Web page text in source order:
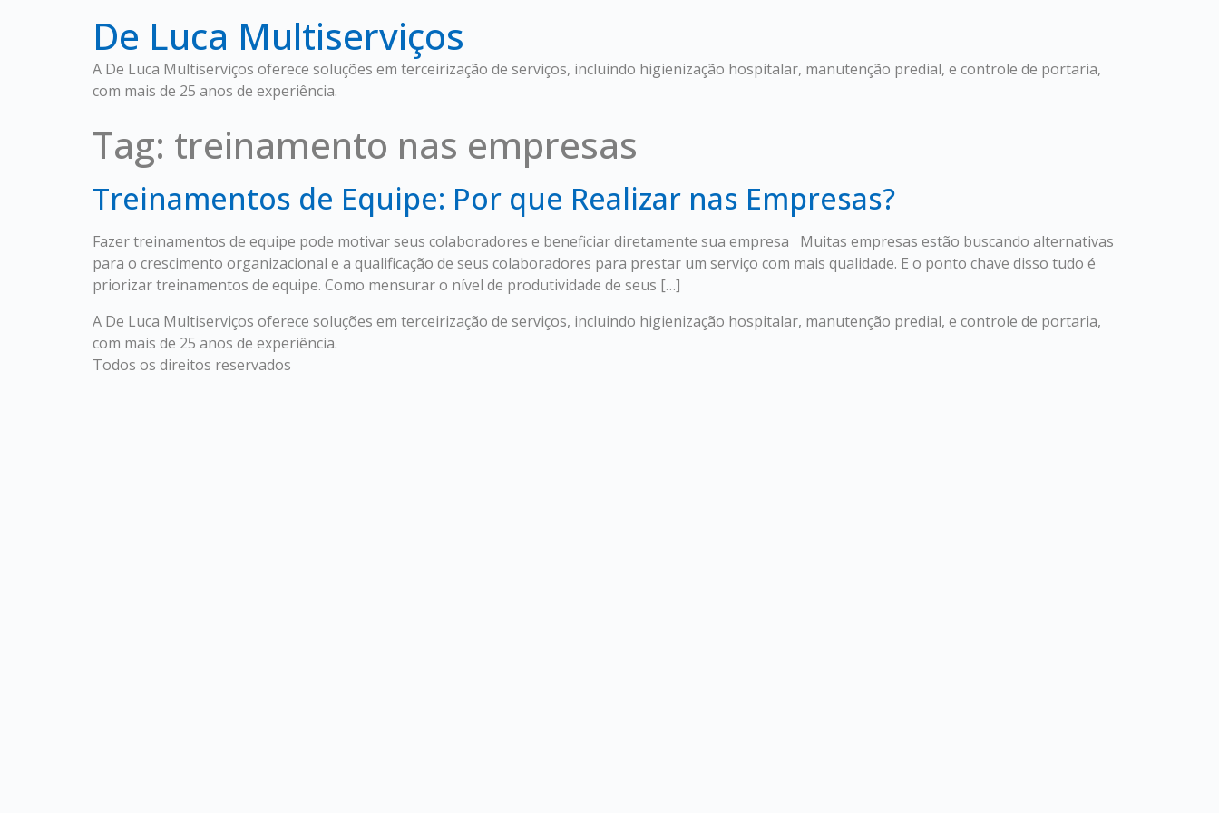
De Luca Multiserviços
A De Luca Multiserviços oferece soluções em terceirização de serviços, incluindo higienização hospitalar, manutenção predial, e controle de portaria,
com mais de 25 anos de experiência.
Tag: treinamento nas empresas
Treinamentos de Equipe: Por que Realizar nas Empresas?
Fazer treinamentos de equipe pode motivar seus colaboradores e beneficiar diretamente sua empresa Muitas empresas estão buscando alternativas
para o crescimento organizacional e a qualificação de seus colaboradores para prestar um serviço com mais qualidade. E o ponto chave disso tudo é
priorizar treinamentos de equipe. Como mensurar o nível de produtividade de seus […]
A De Luca Multiserviços oferece soluções em terceirização de serviços, incluindo higienização hospitalar, manutenção predial, e controle de portaria,
com mais de 25 anos de experiência.
Todos os direitos reservados